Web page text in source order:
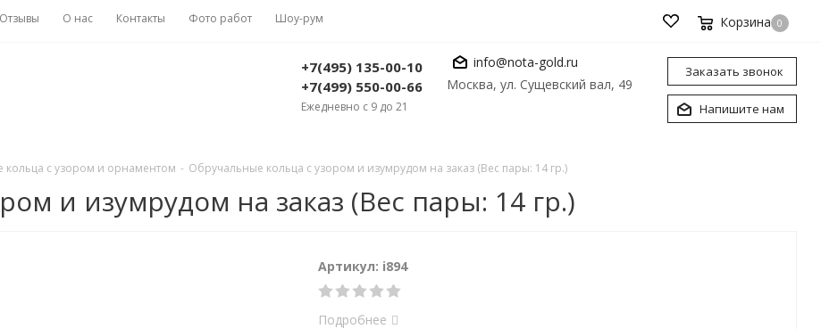
Отзывы О нас Контакты Фото работ Шоу-рум Корзина 0
+7(495) 135-00-10
+7(499) 550-00-66
Ежедневно с 9 до 21
info@nota-gold.ru
Москва, ул. Сущевский вал, 49
Заказать звонок
Напишите нам
кольца с узором и орнаментом - Обручальные кольца с узором и изумрудом на заказ (Вес пары: 14 гр.)
и изумрудом на заказ (Вес пары: 14 гр.)
Артикул: i894
Подробнее